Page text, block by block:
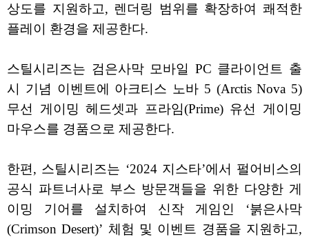
상도를 지원하고, 렌더링 범위를 확장하여 쾌적한
플레이 환경을 제공한다.
스틸시리즈는 검은사막 모바일 PC 클라이언트 출
시 기념 이벤트에 아크티스 노바 5 (Arctis Nova 5)
무선 게이밍 헤드셋과 프라임(Prime) 유선 게이밍
마우스를 경품으로 제공한다.
한편, 스틸시리즈는 ‘2024 지스타’에서 펄어비스의
공식 파트너사로 부스 방문객들을 위한 다양한 게
이밍 기어를 설치하여 신작 게임인 ‘붉은사막
(Crimson Desert)’ 체험 및 이벤트 경품을 지원하고,